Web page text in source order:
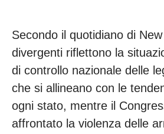
Secondo il quotidiano di
divergenti riflettono la
di controllo nazionale delle
che si allineano con le
ogni stato, mentre il
affrontato la violenza delle